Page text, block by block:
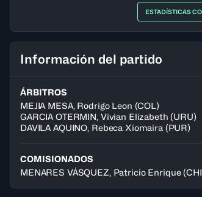
ESTADÍSTICAS
Información del partido
ÁRBITROS
MEJIA MESA, Rodrigo Leon (COL)
GARCIA OTERMIN, Vivian Elizabeth (URU)
DAVILA AQUINO, Rebeca Xiomaira (PUR)
COMISIONADOS
MENARES VÁSQUEZ, Patricio Enrique